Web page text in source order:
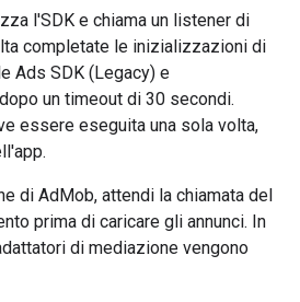
l'SDK e chiama un listener di
completate le inizializzazioni di
Ads SDK (Legacy) e
un timeout di 30 secondi.
essere eseguita una sola volta,
di AdMob, attendi la chiamata del
prima di caricare gli annunci. In
di mediazione vengono